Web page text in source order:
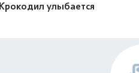
Крокодил улыбается